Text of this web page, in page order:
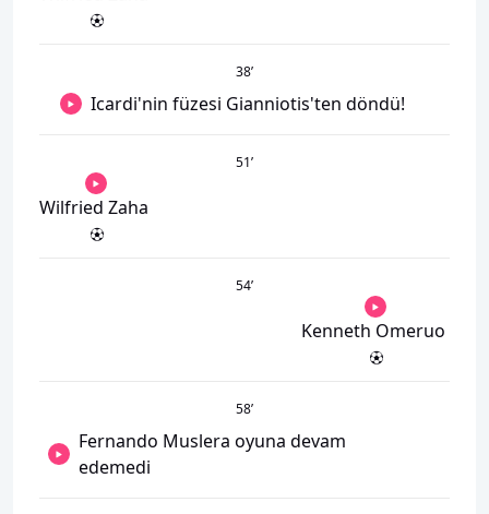
38’
Icardi'nin füzesi Gianniotis'ten döndü!
51’
Wilfried Zaha
54’
Kenneth Omeruo
58’
Fernando Muslera oyuna devam
edemedi